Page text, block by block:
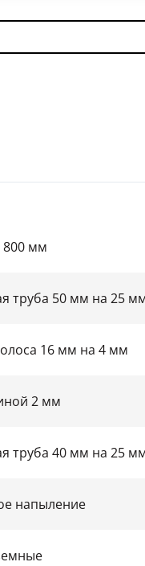
800 мм
труба 50 мм на 25
16 мм на 4 мм
2 мм
труба 40 мм на 25
напыление